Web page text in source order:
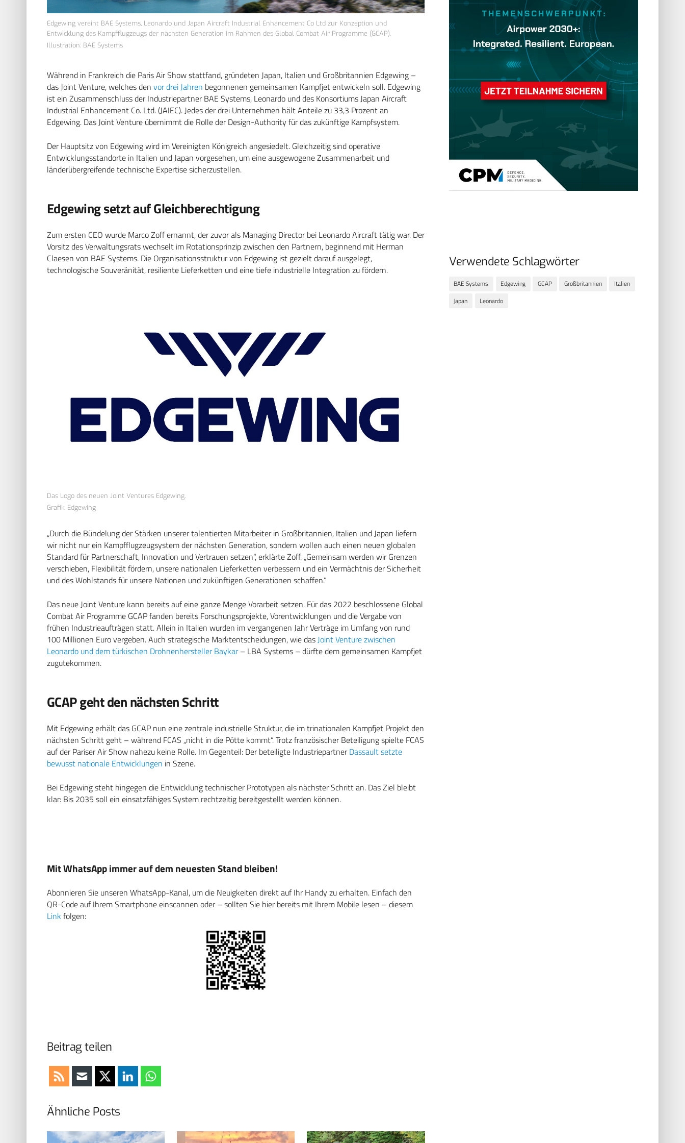
Edgewing vereint BAE Systems, Leonardo und Japan Aircraft Industrial Enhancement Co Ltd zur Konzeption und
Entwicklung des Kampfflugzeugs der nächsten Generation im Rahmen des Global Combat Air Programme (GCAP).
Illustration: BAE Systems
Während in Frankreich die Paris Air Show stattfand, gründeten Japan, Italien und Großbritannien Edgewing –
das Joint Venture, welches den vor drei Jahren begonnenen gemeinsamen Kampfjet entwickeln soll. Edgewing
ist ein Zusammenschluss der Industriepartner BAE Systems, Leonardo und des Konsortiums Japan Aircraft
Industrial Enhancement Co. Ltd. (JAIEC). Jedes der drei Unternehmen hält Anteile zu 33,3 Prozent an
Edgewing. Das Joint Venture übernimmt die Rolle der Design-Authority für das zukünftige Kampfsystem.
Der Hauptsitz von Edgewing wird im Vereinigten Königreich angesiedelt. Gleichzeitig sind operative
Entwicklungsstandorte in Italien und Japan vorgesehen, um eine ausgewogene Zusammenarbeit und
länderübergreifende technische Expertise sicherzustellen.
Edgewing setzt auf Gleichberechtigung
Zum ersten CEO wurde Marco Zoff ernannt, der zuvor als Managing Director bei Leonardo Aircraft tätig war. Der
Vorsitz des Verwaltungsrats wechselt im Rotationsprinzip zwischen den Partnern, beginnend mit Herman
Claesen von BAE Systems. Die Organisationsstruktur von Edgewing ist gezielt darauf ausgelegt,
technologische Souveränität, resiliente Lieferketten und eine tiefe industrielle Integration zu fördern.
Das Logo des neuen Joint Ventures Edgewing.
Grafik: Edgewing
„Durch die Bündelung der Stärken unserer talentierten Mitarbeiter in Großbritannien, Italien und Japan liefern
wir nicht nur ein Kampfflugzeugsystem der nächsten Generation, sondern wollen auch einen neuen globalen
Standard für Partnerschaft, Innovation und Vertrauen setzen“, erklärte Zoff. „Gemeinsam werden wir Grenzen
verschieben, Flexibilität fördern, unsere nationalen Lieferketten verbessern und ein Vermächtnis der Sicherheit
und des Wohlstands für unsere Nationen und zukünftigen Generationen schaffen.“
Das neue Joint Venture kann bereits auf eine ganze Menge Vorarbeit setzen. Für das 2022 beschlossene Global
Combat Air Programme GCAP fanden bereits Forschungsprojekte, Vorentwicklungen und die Vergabe von
frühen Industrieaufträgen statt. Allein in Italien wurden im vergangenen Jahr Verträge im Umfang von rund
100 Millionen Euro vergeben. Auch strategische Marktentscheidungen, wie das Joint Venture zwischen
Leonardo und dem türkischen Drohnenhersteller Baykar– LBA Systems – dürfte dem gemeinsamen Kampfjet
zugutekommen.
GCAP geht den nächsten Schritt
Mit Edgewing erhält das GCAP nun eine zentrale industrielle Struktur, die im trinationalen Kampfjet Projekt den
nächsten Schritt geht – während FCAS „nicht in die Pötte kommt“. Trotz französischer Beteiligung spielte FCAS
auf der Pariser Air Show nahezu keine Rolle. Im Gegenteil: Der beteiligte IndustriepartnerDassault setzte
bewusst nationale Entwicklungen in Szene.
Bei Edgewing steht hingegen die Entwicklung technischer Prototypen als nächster Schritt an. Das Ziel bleibt
klar: Bis 2035 soll ein einsatzfähiges System rechtzeitig bereitgestellt werden können.
Mit WhatsApp immer auf dem neuesten Stand bleiben!
Abonnieren Sie unseren WhatsApp-Kanal, um die Neuigkeiten direkt auf Ihr Handy zu erhalten. Einfach den
QR-Code auf Ihrem Smartphone einscannen oder – sollten Sie hier bereits mit Ihrem Mobile lesen – diesem
Link folgen:
Beitrag teilen
Verwendete Schlagwörter
BAE Systems Edgewing GCAP Großbritannien
Italien
Japan
Leonardo
Ähnliche Posts